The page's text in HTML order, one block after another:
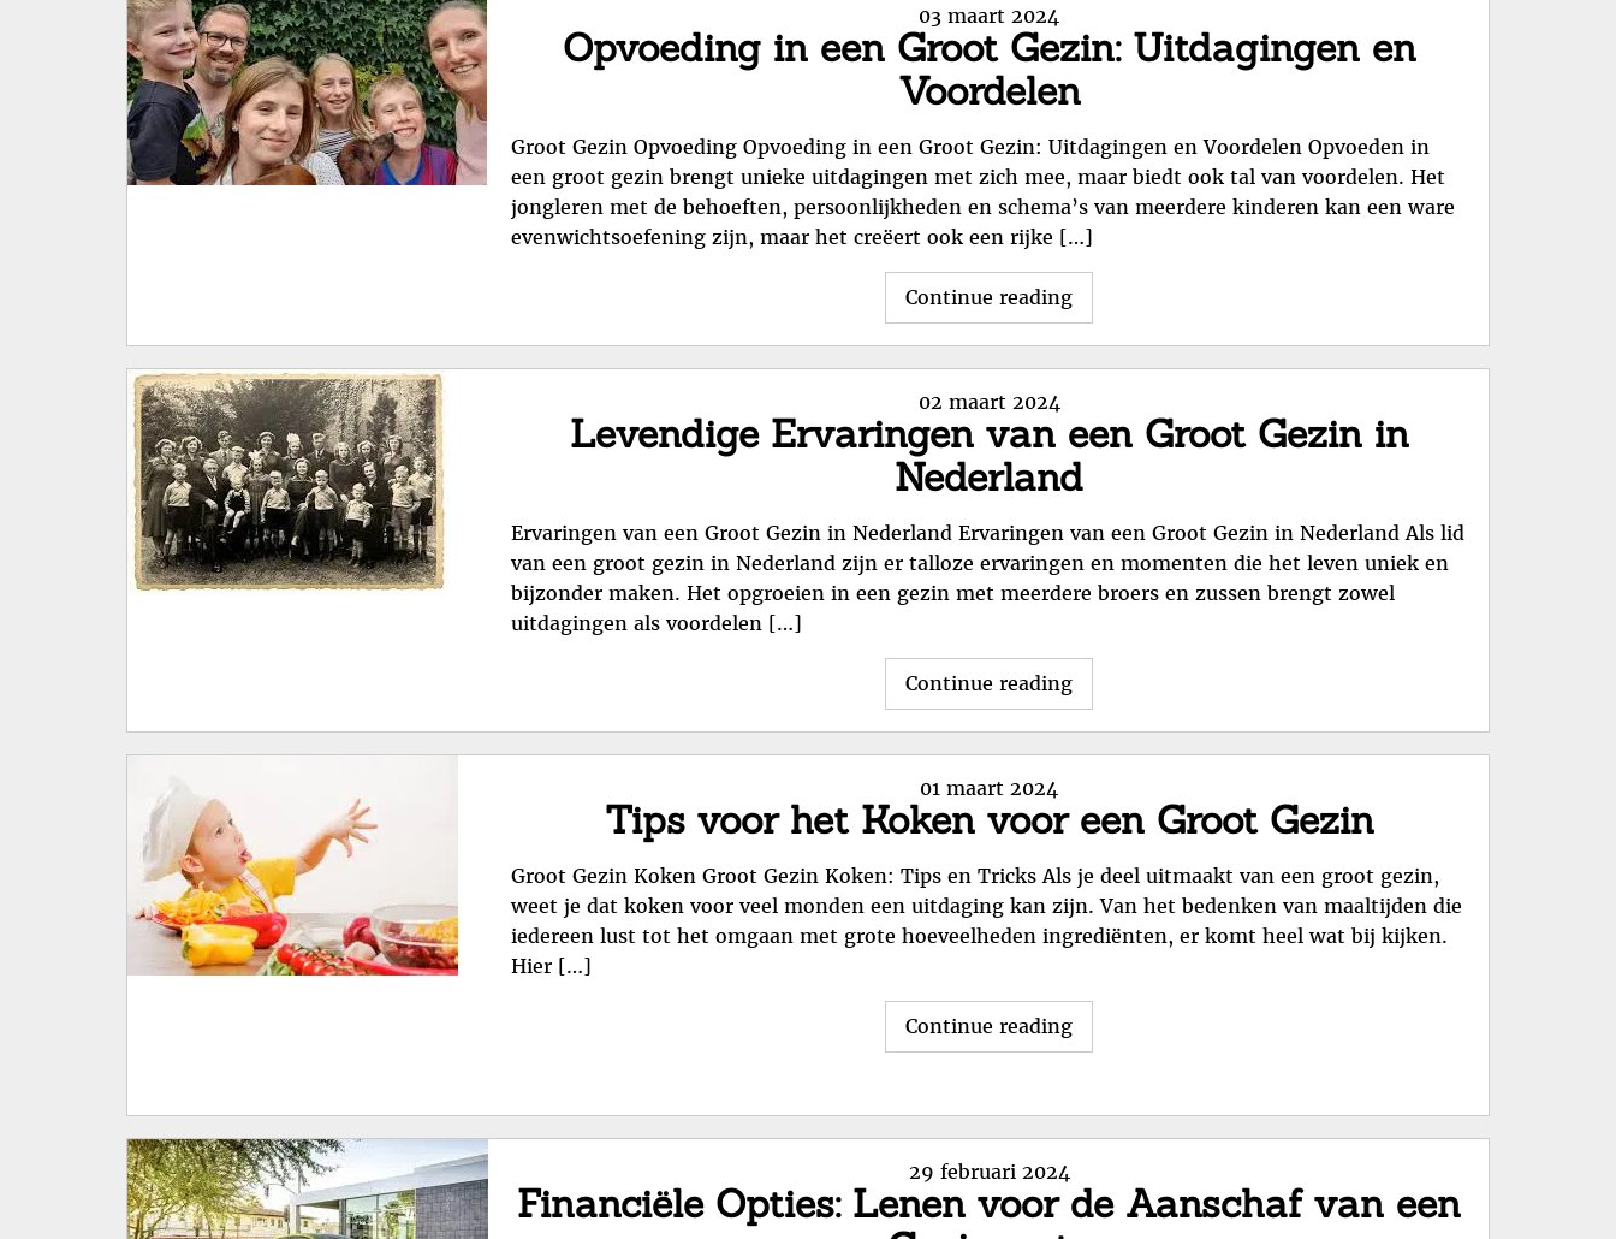
Bescherming
en
Gemoedsrust"
Posted
on
03 maart 2024
Opvoeding in een Groot Gezin: Uitdagingen en
Voordelen
Groot Gezin Opvoeding Opvoeding in een Groot Gezin: Uitdagingen en Voordelen Opvoeden in
een groot gezin brengt unieke uitdagingen met zich mee, maar biedt ook tal van voordelen. Het
jongleren met de behoeften, persoonlijkheden en schema’s van meerdere kinderen kan een ware
evenwichtsoefening zijn, maar het creëert ook een rijke […]
Continue reading"Opvoeding
in
Uitdagingen
en
Posted
on
02 maart 2024
Levendige Ervaringen van een Groot Gezin in
Nederland
Ervaringen van een Groot Gezin in Nederland Ervaringen van een Groot Gezin in Nederland Als lid
van een groot gezin in Nederland zijn er talloze ervaringen en momenten die het leven uniek en
bijzonder maken. Het opgroeien in een gezin met meerdere broers en zussen brengt zowel
uitdagingen als voordelen […]
Continue reading"Levendige
Ervaringen
Gezin
in
Nederland"
Posted
on
01 maart 2024
Tips voor het Koken voor een Groot Gezin
Groot Gezin Koken Groot Gezin Koken: Tips en Tricks Als je deel uitmaakt van een groot gezin,
weet je dat koken voor veel monden een uitdaging kan zijn. Van het bedenken van maaltijden die
iedereen lust tot het omgaan met grote hoeveelheden ingrediënten, er komt heel wat bij kijken.
Hier […]
Continue reading"Tips
voor
Koken
voor
Groot
Posted
on
29 februari 2024
Financiële Opties: Lenen voor de Aanschaf van een